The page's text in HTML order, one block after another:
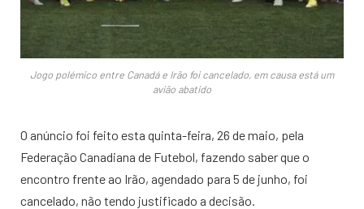
Jogo polémico entre Canadá e Irão foi cancelado, em causa está um
avião abatido
O anúncio foi feito esta quinta-feira, 26 de maio, pela
Federação Canadiana de Futebol, fazendo saber que o
encontro frente ao Irão, agendado para 5 de junho, foi
cancelado, não tendo justificado a decisão.